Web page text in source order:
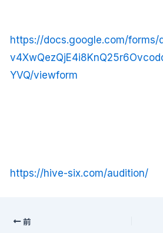
https://docs.google.com/forms/
YVQ/viewform
https://hive-six.com/audition/
前